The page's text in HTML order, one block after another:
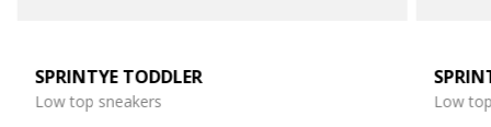
SPRINTYE TODDLER
Low top sneakers
Low